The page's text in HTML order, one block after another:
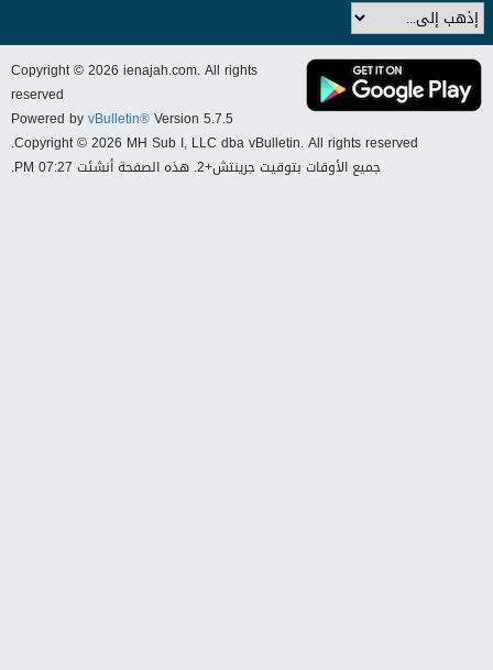
Copyright © 2026 ienajah.com. All rights
reserved
Powered byvBulletin®Version 5.7.5
Copyright © 2026 MH Sub I, LLC dba vBulletin. All rights reserved.
جميع الأوقات بتوقيت جرينتش+2. هذه الصفحة أنشئت 07:27 PM.